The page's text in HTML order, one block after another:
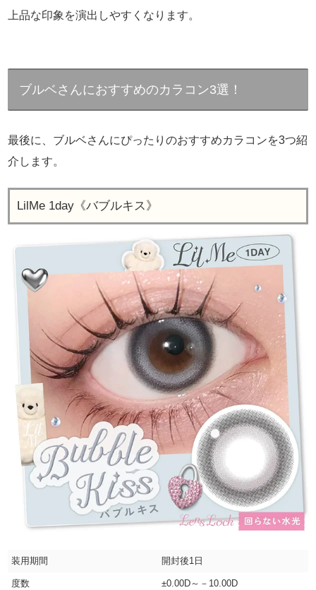
上品な印象を演出しやすくなります。
ブルベさんにおすすめのカラコン3選！
最後に、ブルベさんにぴったりのおすすめカラコンを3つ紹
介します。
LilMe 1day《バブルキス》
装用期間 開封後1日
度数 ±0.00D～－10.00D